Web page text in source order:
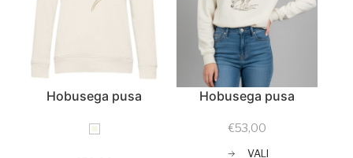
Hobusega pusa Hobusega pusa
€53,00
VALI